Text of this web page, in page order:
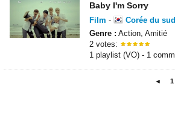
Baby I'm Sorry
Film -
Corée du sud
Genre : Action, Amitié
2 votes:
1 playlist (VO) - 1
◄ 1